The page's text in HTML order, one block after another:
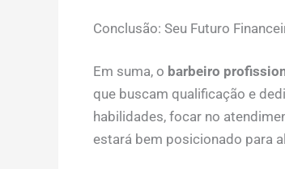
Conclusão: Seu Futuro
Em suma, o barbeiro
que buscam qualificação e
habilidades, focar no
estará bem posicionado para